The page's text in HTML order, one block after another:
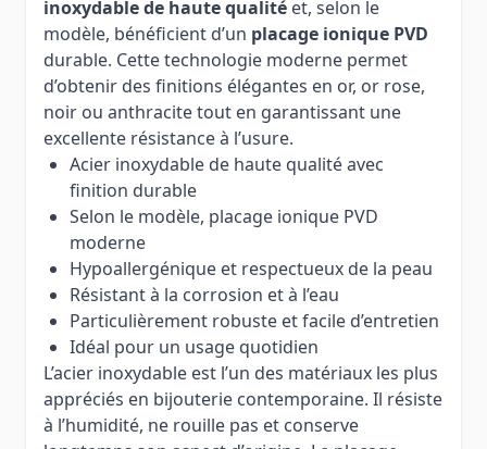
inoxydable de haute qualité et, selon le
modèle, bénéficient d’un placage ionique PVD
durable. Cette technologie moderne permet
d’obtenir des finitions élégantes en or, or rose,
noir ou anthracite tout en garantissant une
excellente résistance à l’usure.
Acier inoxydable de haute qualité avec
finition durable
Selon le modèle, placage ionique PVD
moderne
Hypoallergénique et respectueux de la peau
Résistant à la corrosion et à l’eau
Particulièrement robuste et facile d’entretien
Idéal pour un usage quotidien
L’acier inoxydable est l’un des matériaux les plus
appréciés en bijouterie contemporaine. Il résiste
à l’humidité, ne rouille pas et conserve